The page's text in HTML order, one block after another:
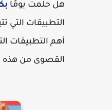
هل حلمت يومًا
التطبيقات التي
أهم التطبيقات
القصوى من هذه